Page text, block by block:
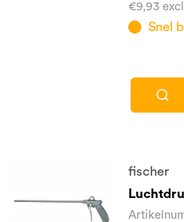
€9,93
Snel
fischer